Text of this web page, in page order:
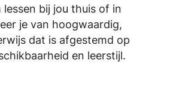
bij jou thuis of in
je van hoogwaardig,
dat is afgestemd op
en leerstijl.